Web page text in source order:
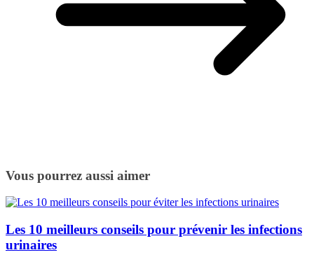
Vous pourrez aussi aimer
Les 10 meilleurs conseils pour prévenir les infections
urinaires